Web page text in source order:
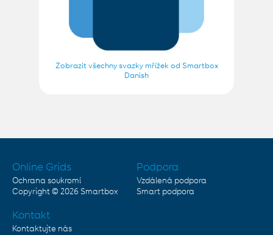
Zobrazit všechny svazky mřížek od Smartbox
Danish
Online Grids
Ochrana soukromí
Copyright © 2026 Smartbox
Podpora
Vzdálená podpora
Smart podpora
Kontakt
Kontaktujte nás